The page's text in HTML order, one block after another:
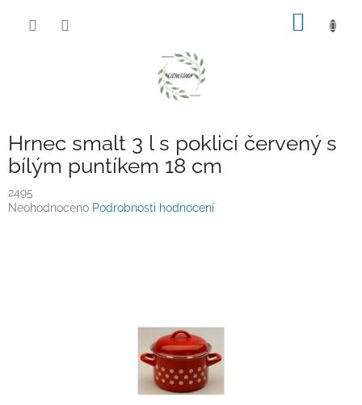
Hrnec smalt 3 l s poklicí červený s
bílým puntíkem 18 cm
2495
Průměrné
Neohodnoceno Podrobnosti hodnocení